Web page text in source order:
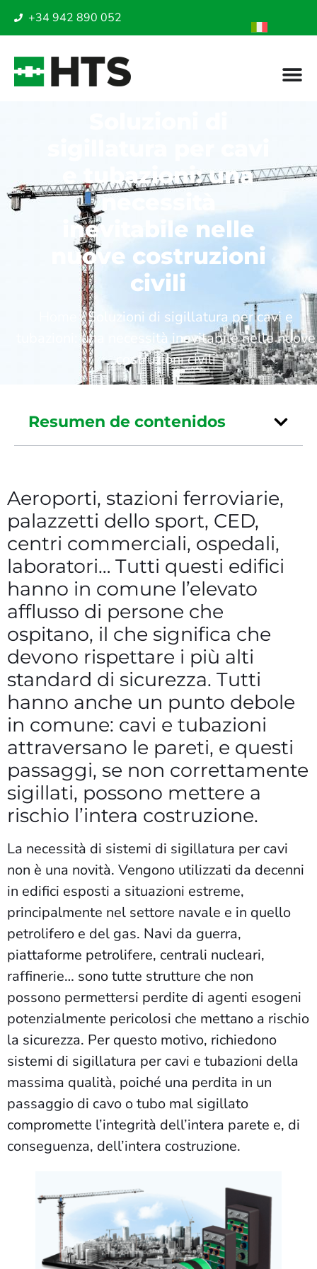
+34 942 890 052
e tubazioni: una
necessità
inevitabile nelle
nuove costruzioni
civili
/Soluzioni di sigillatura per cavi e
tubazioni: una necessità inevitabile nelle nuove
costruzioni civili
Resumen de contenidos
Aeroporti, stazioni ferroviarie,
palazzetti dello sport, CED,
centri commerciali, ospedali,
laboratori… Tutti questi edifici
hanno in comune l’elevato
afflusso di persone che
ospitano, il che significa che
devono rispettare i più alti
standard di sicurezza. Tutti
hanno anche un punto debole
in comune: cavi e tubazioni
attraversano le pareti, e questi
passaggi, se non correttamente
sigillati, possono mettere a
rischio l’intera costruzione.
La necessità di sistemi di sigillatura per cavi
non è una novità. Vengono utilizzati da decenni
in edifici esposti a situazioni estreme,
principalmente nel settore navale e in quello
petrolifero e del gas. Navi da guerra,
piattaforme petrolifere, centrali nucleari,
raffinerie… sono tutte strutture che non
possono permettersi perdite di agenti esogeni
potenzialmente pericolosi che mettano a rischio
la sicurezza. Per questo motivo, richiedono
sistemi di sigillatura per cavi e tubazioni della
massima qualità, poiché una perdita in un
passaggio di cavo o tubo mal sigillato
compromette l’integrità dell’intera parete e, di
conseguenza, dell’intera costruzione.